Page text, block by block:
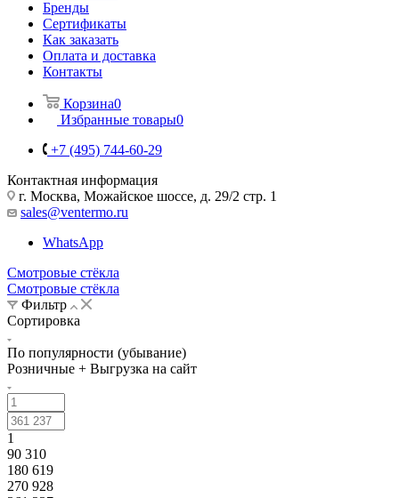
Бренды
Сертификаты
Как заказать
Оплата и доставка
Контакты
Корзина0
Избранные товары0
+7 (495) 744-60-29
Контактная информация
г. Москва, Можайское шоссе, д. 29/2 стр. 1
sales@ventermo.ru
WhatsApp
Смотровые стёкла
Смотровые стёкла
Фильтр
Сортировка
По популярности (убывание)
Розничные + Выгрузка на сайт
1
90 310
180 619
270 928